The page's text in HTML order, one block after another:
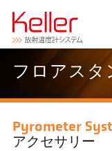
フロアスタ
Pyrometer
アクセサリー